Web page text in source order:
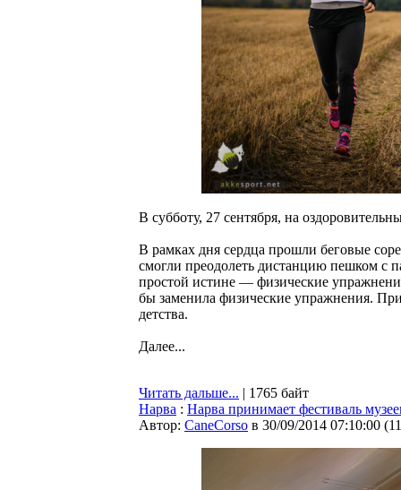
В субботу, 27 сентября, на
В рамках дня сердца прошли беговые
смогли преодолеть дистанцию пешком с
простой истине — физические
бы заменила физические упражнения.
детства.
Далее...
Читать дальше... | 1765 байт
Нарва : Нарва принимает фестиваль
Автор: CaneCorso в 30/09/2014 07:10:00 (